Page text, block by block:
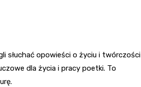
słuchać opowieści o życiu i twórczości
dla życia i pracy poetki. To